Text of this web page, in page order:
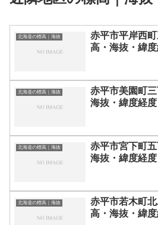
北海道の標高｜海抜
赤平市平岸西
高・海抜・緯
北海道の標高｜海抜
赤平市美園町
海抜・緯度経度
北海道の標高｜海抜
赤平市宮下町
海抜・緯度経度
北海道の標高｜海抜
赤平市若木町
高・海抜・緯